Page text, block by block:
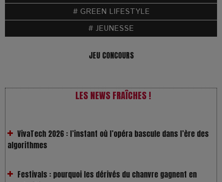
# GREEN LIFESTYLE
# JEUNESSE
JEU CONCOURS
LES NEWS FRAÎCHES !
Festivals : pourquoi les dérivés du chanvre gagnent en